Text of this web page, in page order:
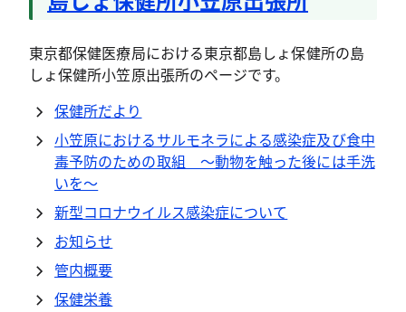
東京都保健医療局における東京都島しょ保健所の島
しょ保健所小笠原出張所のページです。
保健所だより
小笠原におけるサルモネラによる感染症及び食中
毒予防のための取組 ～動物を触った後には手洗
いを～
新型コロナウイルス感染症について
お知らせ
管内概要
保健栄養